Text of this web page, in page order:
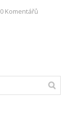
0 Komentářů